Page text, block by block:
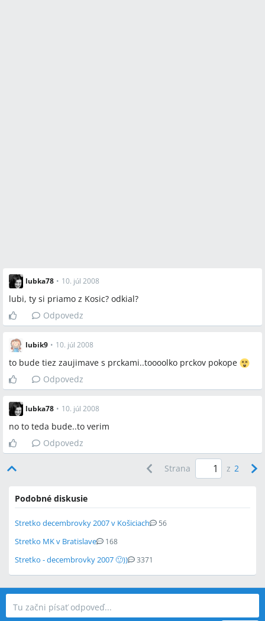
lubka78 • 10. júl 2008
lubi, ty si priamo z Kosic? odkial?
Odpovedz
lubik9 • 10. júl 2008
to bude tiez zaujimave s prckami..toooolko prckov pokope
Odpovedz
lubka78 • 10. júl 2008
no to teda bude..to verim
Odpovedz
Strana z 2
Podobné diskusie
Stretko decembrovky 2007 v Košiciach 56
Stretko MK v Bratislave 168
Stretko - decembrovky 2007 🙂)) 3371